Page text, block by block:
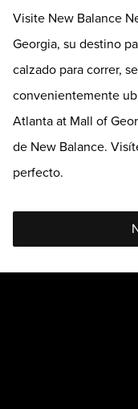
Visite New Balance
Georgia, su destino
calzado para correr,
convenientemente
Atlanta at Mall of
de New Balance.
perfecto.